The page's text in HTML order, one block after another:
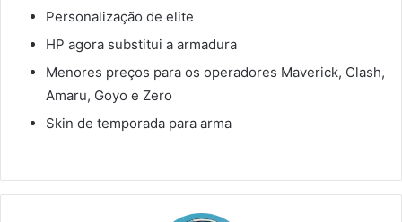
Personalização de elite
HP agora substitui a armadura
Menores preços para os operadores Maverick, Clash,
Amaru, Goyo e Zero
Skin de temporada para arma